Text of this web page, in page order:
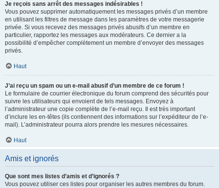
Je reçois sans arrêt des messages indésirables !
Vous pouvez supprimer automatiquement les messages privés d’un membre
en utilisant les filtres de message dans les paramètres de votre messagerie
privée. Si vous recevez des messages privés abusifs d’un membre en
particulier, rapportez les messages aux modérateurs. Ce dernier a la
possibilité d’empêcher complètement un membre d’envoyer des messages
privés.
Haut
J’ai reçu un spam ou un e-mail abusif d’un membre de ce forum !
Le formulaire de courrier électronique du forum comprend des sécurités pour
suivre les utilisateurs qui envoient de tels messages. Envoyez à
l’administrateur une copie complète de l’e-mail reçu. Il est très important
d’inclure les en-têtes (ils contiennent des informations sur l’expéditeur de l’e-
mail). L’administrateur pourra alors prendre les mesures nécessaires.
Haut
Amis et ignorés
Que sont mes listes d’amis et d’ignorés ?
Vous pouvez utiliser ces listes pour organiser les autres membres du forum.